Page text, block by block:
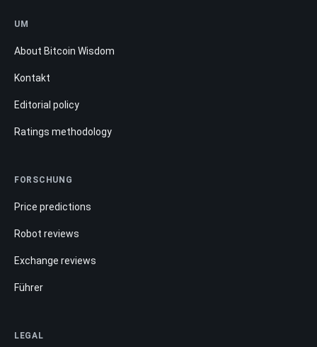
UM
About Bitcoin Wisdom
Kontakt
Editorial policy
Ratings methodology
FORSCHUNG
Price predictions
Robot reviews
Exchange reviews
Führer
LEGAL